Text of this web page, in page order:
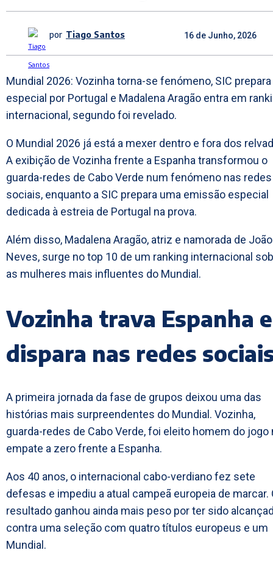
por Tiago Santos 16 de Junho, 2026
Mundial 2026: Vozinha torna-se fenómeno, SIC prepara
especial por Portugal e Madalena Aragão entra em
internacional, segundo foi revelado.
O Mundial 2026 já está a mexer dentro e fora dos
A exibição de Vozinha frente a Espanha transformou o
guarda-redes de Cabo Verde num fenómeno nas redes
sociais, enquanto a SIC prepara uma emissão especial
dedicada à estreia de Portugal na prova.
Além disso, Madalena Aragão, atriz e namorada de João
Neves, surge no top 10 de um ranking internacional
as mulheres mais influentes do Mundial.
Vozinha trava Espanha e
dispara nas redes
A primeira jornada da fase de grupos deixou uma das
histórias mais surpreendentes do Mundial. Vozinha,
guarda-redes de Cabo Verde, foi eleito homem do jogo
empate a zero frente a Espanha.
Aos 40 anos, o internacional cabo-verdiano fez sete
defesas e impediu a atual campeã europeia de marcar.
resultado ganhou ainda mais peso por ter sido
contra uma seleção com quatro títulos europeus e um
Mundial.